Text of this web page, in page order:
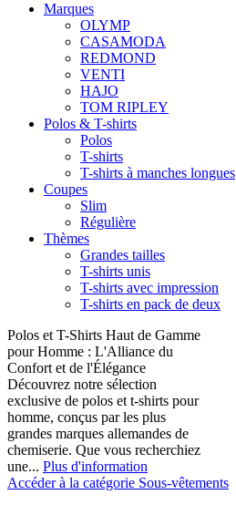
Marques
OLYMP
CASAMODA
REDMOND
VENTI
HAJO
TOM RIPLEY
Polos & T-shirts
Polos
T-shirts
T-shirts à manches longues
Coupes
Slim
Régulière
Thèmes
Grandes tailles
T-shirts unis
T-shirts avec impression
T-shirts en pack de deux
Polos et T-Shirts Haut de Gamme
pour Homme : L'Alliance du
Confort et de l'Élégance
Découvrez notre sélection
exclusive de polos et t-shirts pour
homme, conçus par les plus
grandes marques allemandes de
chemiserie. Que vous recherchiez
une... Plus d'information
Accéder à la catégorie Sous-vêtements